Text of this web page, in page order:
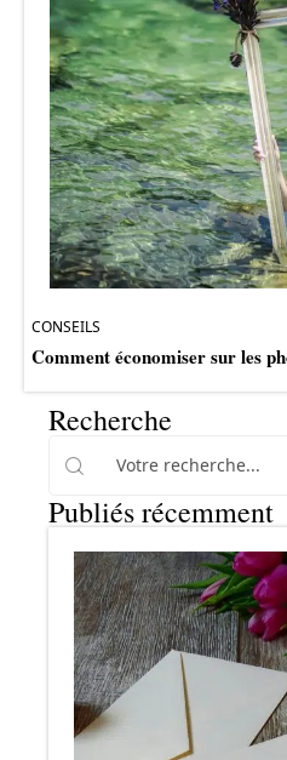
CONSEILS
Comment économiser sur les
Recherche
Publiés récemment